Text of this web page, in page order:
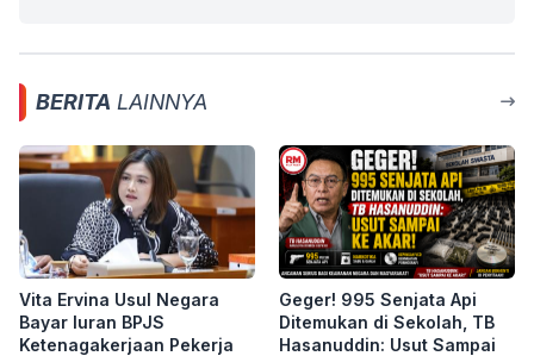
BERITA LAINNYA
Vita Ervina Usul Negara
Bayar Iuran BPJS
Ketenagakerjaan Pekerja
Geger! 995 Senjata Api
Ditemukan di Sekolah, TB
Hasanuddin: Usut Sampai